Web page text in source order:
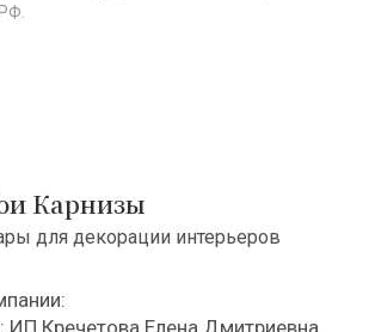
Карнизы
для декорации интерьеров
ИП Кречетова Елена Дмитриевна